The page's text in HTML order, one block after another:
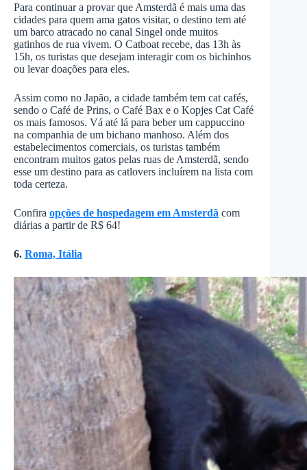
Para continuar a provar que Amsterdã é mais uma das
cidades para quem ama gatos visitar, o destino tem até
um barco atracado no canal Singel onde muitos
gatinhos de rua vivem. O Catboat recebe, das 13h às
15h, os turistas que desejam interagir com os bichinhos
ou levar doações para eles.
Assim como no Japão, a cidade também tem cat cafés,
sendo o Café de Prins, o Café Bax e o Kopjes Cat Café
os mais famosos. Vá até lá para beber um cappuccino
na companhia de um bichano manhoso. Além dos
estabelecimentos comerciais, os turistas também
encontram muitos gatos pelas ruas de Amsterdã, sendo
esse um destino para as catlovers incluírem na lista com
toda certeza.
Confira opções de hospedagem em Amsterdã com
diárias a partir de R$ 64!
6. Roma, Itália